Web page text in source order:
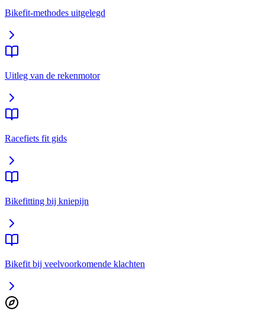
Bikefit-methodes uitgelegd
Uitleg van de rekenmotor
Racefiets fit gids
Bikefitting bij kniepijn
Bikefit bij veelvoorkomende klachten